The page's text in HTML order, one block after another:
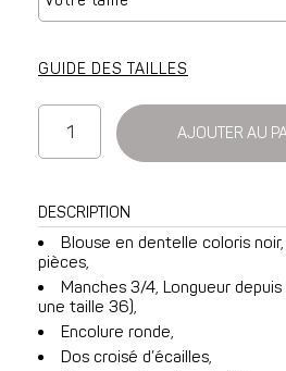
GUIDE DES TAILLES
en
dentelle
noire
AJOUTER AU
DESCRIPTION
Blouse en dentelle coloris
pièces,
Manches 3/4, Longueur depuis
une taille 36),
Encolure ronde,
Dos croisé d’écailles,